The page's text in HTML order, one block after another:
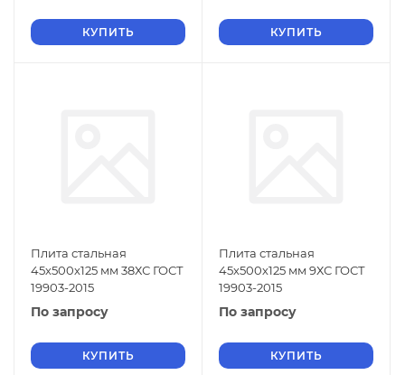
КУПИТЬ КУПИТЬ
Плита стальная
45х500х125 мм 38ХС ГОСТ
19903-2015
По запросу
КУПИТЬ
Плита стальная
45х500х125 мм 9ХС ГОСТ
19903-2015
По запросу
КУПИТЬ